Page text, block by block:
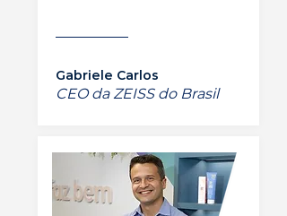
Gabriele Carlos
CEO da ZEISS do Brasil